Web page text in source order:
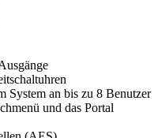
System an bis zu 8 Benutzer
und das Portal